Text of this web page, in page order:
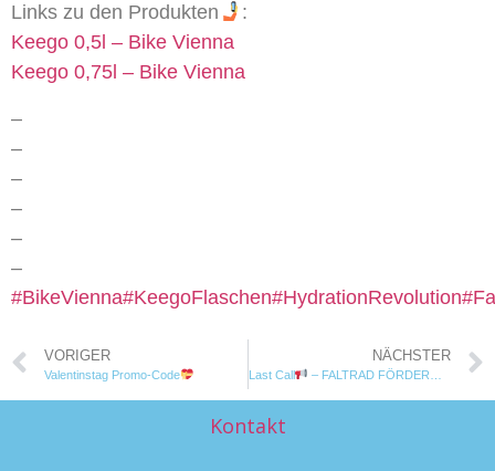
Links zu den Produkten
:
Keego 0,5l – Bike Vienna
Keego 0,75l – Bike Vienna
–
–
–
–
–
–
#BikeVienna#KeegoFlaschen#HydrationRevolution
VORIGER
Valentinstag Promo-Code
NÄCHSTER
Last Call – FALTRAD FÖRDERUNG
Kontakt